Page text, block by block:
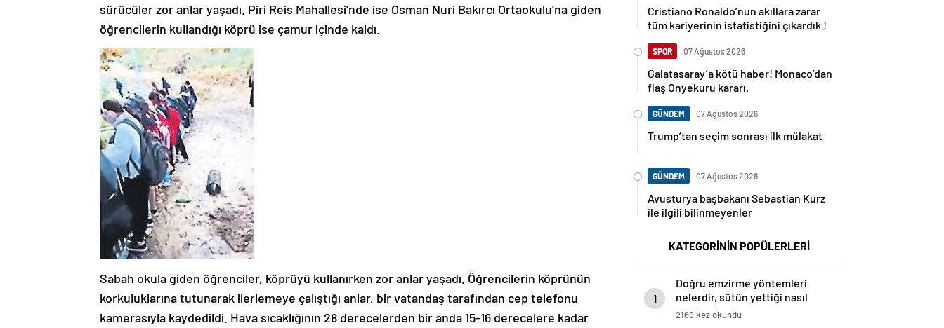
sürücüler zor anlar yaşadı. Piri Reis Mahallesi’nde ise Osman Nuri Bakırcı Ortaokulu’na giden
öğrencilerin kullandığı köprü ise çamur içinde kaldı.
Sabah okula giden öğrenciler, köprüyü kullanırken zor anlar yaşadı. Öğrencilerin köprünün
korkuluklarına tutunarak ilerlemeye çalıştığı anlar, bir vatandaş tarafından cep telefonu
kamerasıyla kaydedildi. Hava sıcaklığının 28 derecelerden bir anda 15-16 derecelere kadar
Cristiano Ronaldo’nun akıllara zarar
tüm kariyerinin istatistiğini çıkardık !
SPOR 07 Ağustos 2026
Galatasaray’a kötü haber! Monaco’dan
flaş Onyekuru kararı.
GÜNDEM 07 Ağustos 2026
Trump’tan seçim sonrası ilk mülakat
GÜNDEM 07 Ağustos 2026
Avusturya başbakanı Sebastian Kurz
ile ilgili bilinmeyenler
KATEGORİNİN POPÜLERLERİ
1
Doğru emzirme yöntemleri
nelerdir, sütün yettiği nasıl
anlaşılır?
2169 kez okundu